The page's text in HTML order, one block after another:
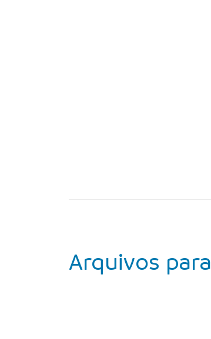
Arquivos para